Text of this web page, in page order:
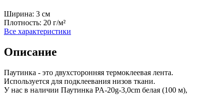
Ширина: 3 см
Плотность: 20 г/м²
Все характеристики
Описание
Паутинка - это двухсторонняя термоклеевая лента.
Используется для подклеевания низов ткани.
У нас в наличии Паутинка PA-20g-3,0сm белая (100 м),